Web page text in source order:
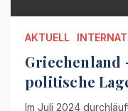
AKTUELL
Griechenland
politische
Im Juli 2024